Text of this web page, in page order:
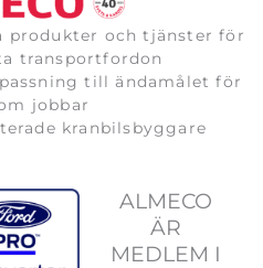
produkter och tjänster för
transportfordon
till ändamålet för
jobbar
kranbilsbyggare
ALMECO
ÄR
MEDLEM I